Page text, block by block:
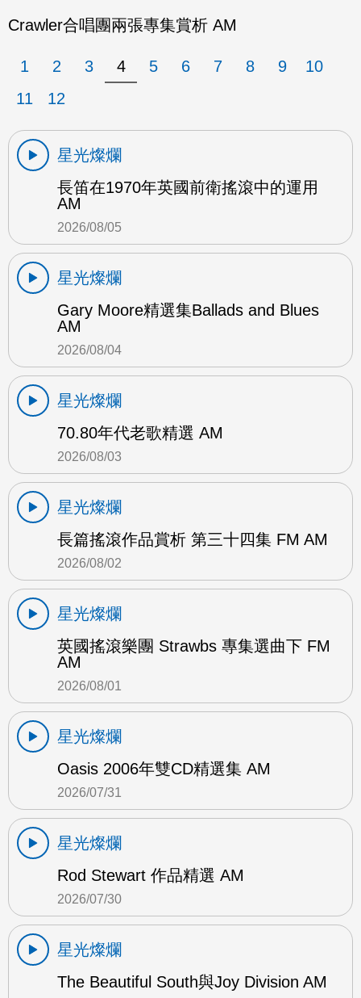
Crawler合唱團兩張專集賞析 AM
1 2 3 4 5 6 7 8 9
10
11
12
星光燦爛
長笛在1970年英國前衛搖滾中的運用
AM
2026/08/05
星光燦爛
Gary Moore精選集Ballads and Blues
AM
2026/08/04
星光燦爛
70.80年代老歌精選 AM
2026/08/03
星光燦爛
長篇搖滾作品賞析 第三十四集 FM AM
2026/08/02
星光燦爛
英國搖滾樂團 Strawbs 專集選曲下 FM
AM
2026/08/01
星光燦爛
Oasis 2006年雙CD精選集 AM
2026/07/31
星光燦爛
Rod Stewart 作品精選 AM
2026/07/30
星光燦爛
The Beautiful South與Joy Division AM